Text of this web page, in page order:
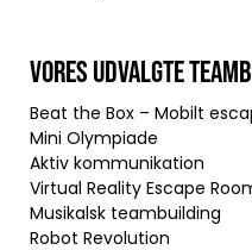
VORES UDVALGTE
Beat the Box – Mobilt
Mini Olympiade
Aktiv kommunikation
Virtual Reality Escape
Musikalsk teambuilding
Robot Revolution